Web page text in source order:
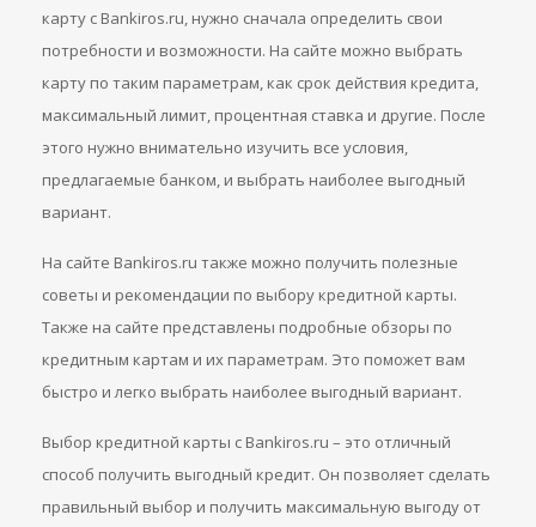
карту с Bankiros.ru, нужно сначала определить свои
потребности и возможности. На сайте можно выбрать
карту по таким параметрам, как срок действия кредита,
максимальный лимит, процентная ставка и другие. После
этого нужно внимательно изучить все условия,
предлагаемые банком, и выбрать наиболее выгодный
вариант.
На сайте Bankiros.ru также можно получить полезные
советы и рекомендации по выбору кредитной карты.
Также на сайте представлены подробные обзоры по
кредитным картам и их параметрам. Это поможет вам
быстро и легко выбрать наиболее выгодный вариант.
Выбор кредитной карты с Bankiros.ru – это отличный
способ получить выгодный кредит. Он позволяет сделать
правильный выбор и получить максимальную выгоду от